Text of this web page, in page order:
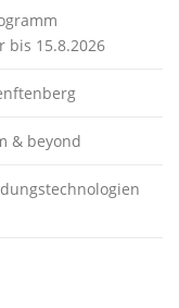
bis 15.8.2026
& beyond